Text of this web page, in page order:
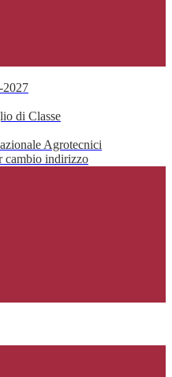
2027
di Classe
Agrotecnici
cambio indirizzo